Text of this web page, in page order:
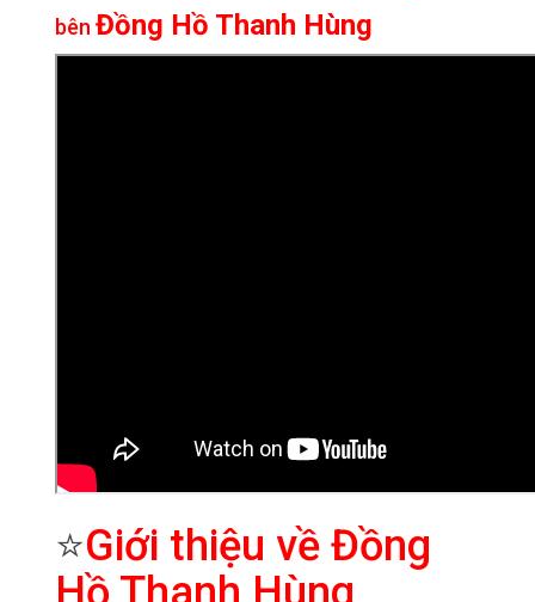
bên Đồng Hồ Thanh Hùng
⭐Giới thiệu về Đồng